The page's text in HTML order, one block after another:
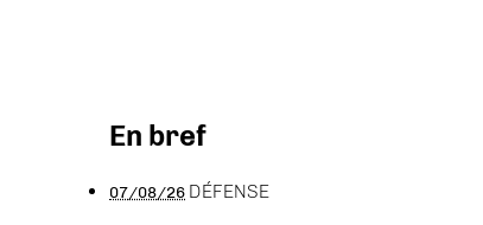
En bref
07/08/26 DÉFENSE